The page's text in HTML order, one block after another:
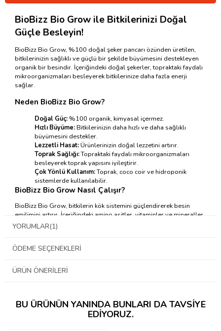
BioBizz Bio Grow ile Bitkilerinizi Doğal
Güçle Besleyin!
BioBizz Bio Grow, %100 doğal şeker pancarı özünden üretilen,
bitkilerinizin sağlıklı ve güçlü bir şekilde büyümesini destekleyen
organik bir besindir. İçeriğindeki doğal şekerler, topraktaki faydalı
mikroorganizmaları besleyerek bitkilerinize daha fazla enerji
sağlar.
Neden BioBizz Bio Grow?
Doğal Güç: %100 organik, kimyasal içermez.
Hızlı Büyüme:Bitkilerinizin daha hızlı ve daha sağlıklı
büyümesini destekler.
Lezzetli Hasat:Ürünlerinizin doğal lezzetini artırır.
Toprak Sağlığı:Topraktaki faydalı mikroorganizmaları
besleyerek toprak yapısını iyileştirir.
Çok Yönlü Kullanım:Toprak, coco coir ve hidroponik
sistemlerde kullanılabilir.
BioBizz Bio Grow Nasıl Çalışır?
BioBizz Bio Grow, bitkilerin kök sistemini güçlendirerek besin
emilimini artırır. İçeriğindeki amino asitler, vitaminler ve mineraller,
bitkilerin tüm besin ihtiyaçlarını karşılar. Böylece bitkileriniz daha
güçlü gövdeler, daha koyu yeşil yapraklar ve daha bol çiçek açar.
Biobizz Bio Grow Nasıl Kullanılır?
Uygulama:
Sıklık:Üreticinin talimatlarına göre düzenli olarak kullanın.
YORUMLAR(1)
ÖDEME SEÇENEKLERI
ÜRÜN ÖNERILERI
BU ÜRÜNÜN YANINDA BUNLARI DA TAVSIYE
EDIYORUZ.